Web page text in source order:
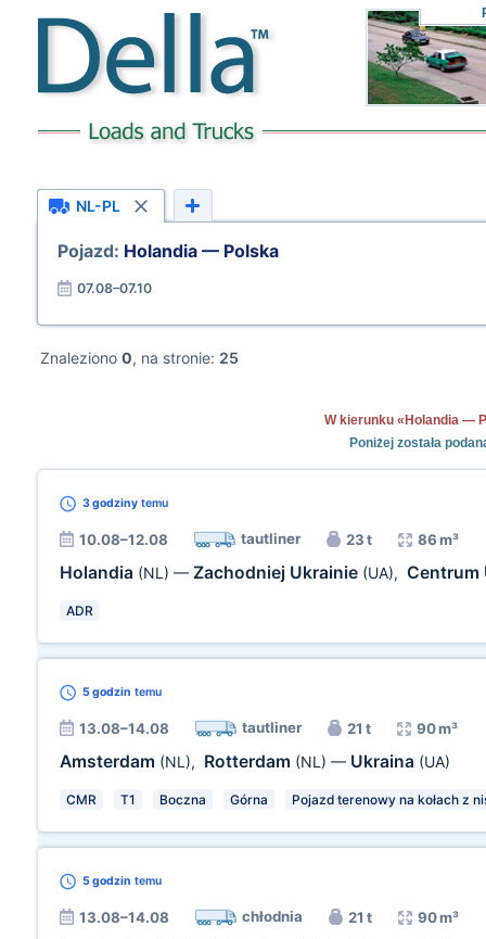
NL-PL
Pojazd: Holandia — Polska
07.08–07.10
Znaleziono 0, na stronie: 25
W kierunku «Holandia —
Poniżej została
3 godziny temu
10.08–12.08 tautliner 23 t 86 m³
Holandia (NL) — Zachodniej Ukrainie (UA), Centrum
ADR
5 godzin temu
13.08–14.08 tautliner 21 t 90 m³
Amsterdam (NL), Rotterdam (NL) — Ukraina (UA)
CMR T1 Boczna Górna Pojazd terenowy na kołach z
5 godzin temu
13.08–14.08 chłodnia 21 t 90 m³